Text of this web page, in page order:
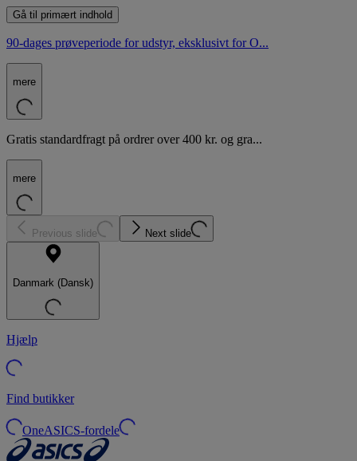
Gå til primært indhold
90-dages prøveperiode for udstyr, eksklusivt for O...
mere
Gratis standardfragt på ordrer over 400 kr. og gra...
mere
Previous slide Next slide
Danmark (Dansk)
Hjælp
Find butikker
OneASICS-fordele